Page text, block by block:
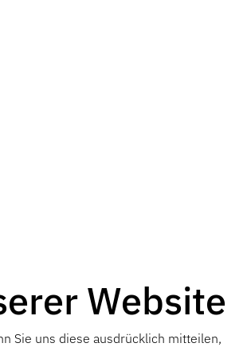
Website
Sie uns diese ausdrücklich mitteilen,